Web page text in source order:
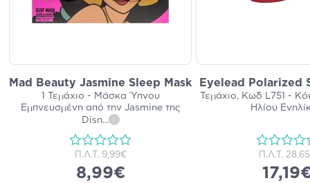
Mad Beauty Jasmine Sleep Mask
1 Τεμάχιο - Μάσκα Ύπνου
Εμπνευσμένη από την Jasmine της
Disn... i
Π.Λ.Τ. 9,99€
8,99€
Eyelead Polarized
Τεμάχιο, Κωδ L751 -
Ηλίου
Π.Λ.Τ.